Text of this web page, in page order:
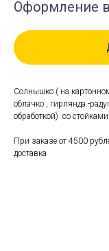
Оформление
Солнышко ( на
облачко , гирлянда -
обработкой) со стойками
При заказе от 4500
доставка